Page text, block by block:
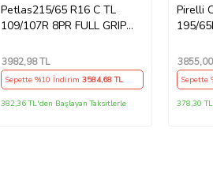
Petlas215/65 R16 C TL
109/107R 8PR FULL GRIP
(Üretim Tarihi:2022)
3982,98 TL
Sepette %10 İndirim 3584,68 TL
382,36 TL'den Başlayan Taksitlerle
Pirelli
195/
3855
Sepette
378,30